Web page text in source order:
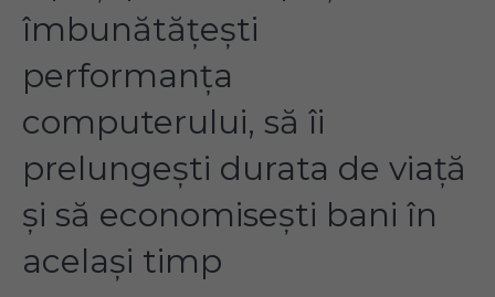
îmbunătățești
performanța
computerului, să îi
prelungești durata de viață
și să economisești bani în
același timp